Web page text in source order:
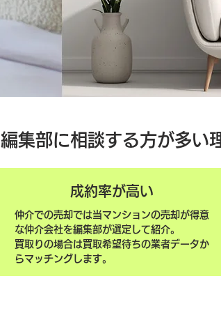
編集部に相談する方が多い
成約率が高い
仲介での売却では当マンションの売却が得意
な仲介会社を編集部が選定して紹介。
買取りの場合は買取希望待ちの業者データか
らマッチングします。